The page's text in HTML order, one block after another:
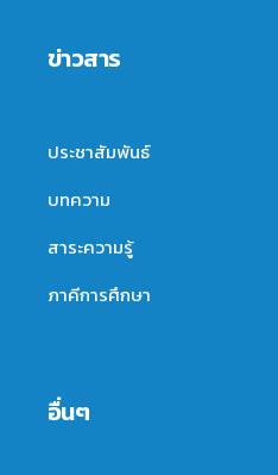
ข่าวสาร
ประชาสัมพันธ์
บทความ
สาระความรู้
ภาคีการศึกษา
อื่นๆ